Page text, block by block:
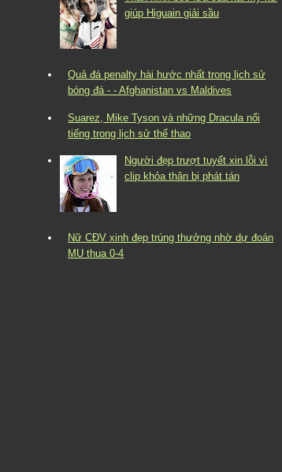
giúp Higuain giải sầu
Quả đá penalty hài hước nhất trong lịch sử
bóng đá - - Afghanistan vs Maldives
Suarez, Mike Tyson và những Dracula nổi
tiếng trong lịch sử thể thao
Người đẹp trượt tuyết xin lỗi vì
clip khỏa thân bị phát tán
Nữ CĐV xinh đẹp trúng thưởng nhờ dự đoán
MU thua 0-4